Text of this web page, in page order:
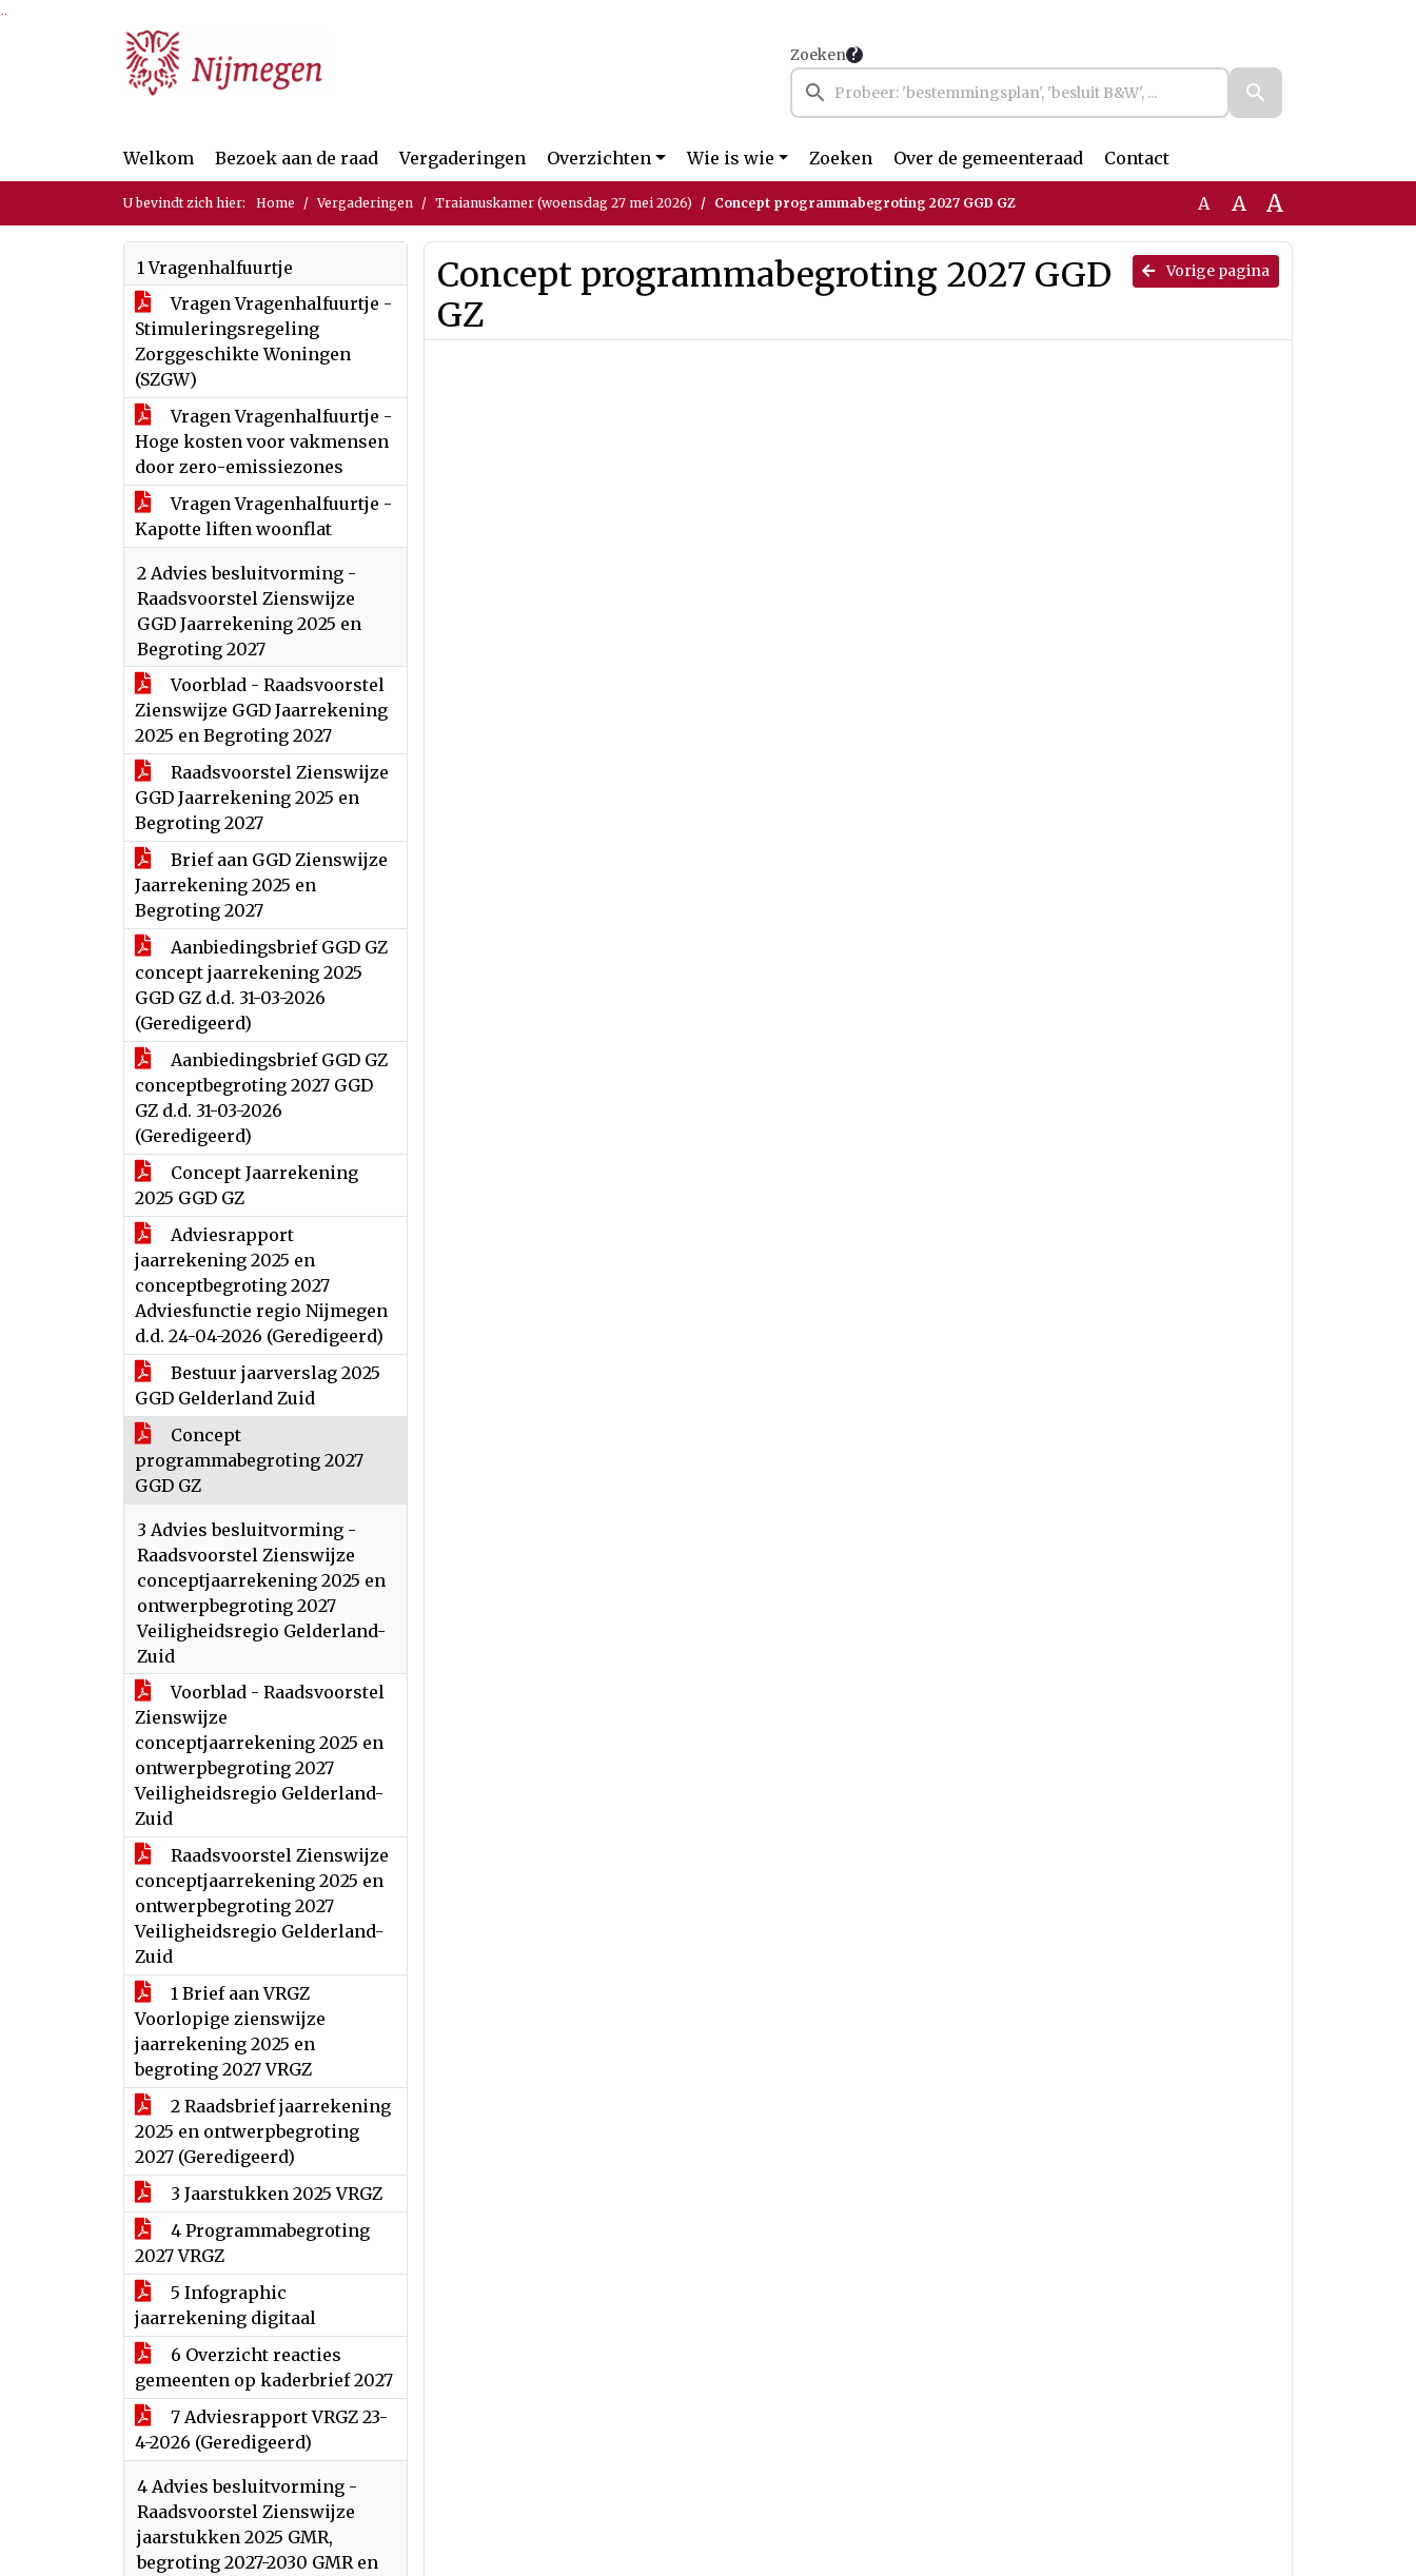
Ga naar de inhoud van deze pagina
Ga naar het zoeken
Ga naar het menu
Zoeken
Welkom Bezoek aan de raad Vergaderingen Overzichten Wie is wie Zoeken Over de gemeenteraad Contact
U bevindt zich hier: Home Vergaderingen Traianuskamer (woensdag 27 mei 2026) Concept programmabegroting 2027 GGD GZ A A A
1 Vragenhalfuurtje
Vragen Vragenhalfuurtje -
Stimuleringsregeling
Zorggeschikte Woningen
(SZGW)
Vragen Vragenhalfuurtje -
Hoge kosten voor vakmensen
door zero-emissiezones
Vragen Vragenhalfuurtje -
Kapotte liften woonflat
2 Advies besluitvorming -
Raadsvoorstel Zienswijze
GGD Jaarrekening 2025 en
Begroting 2027
Voorblad - Raadsvoorstel
Zienswijze GGD Jaarrekening
2025 en Begroting 2027
Raadsvoorstel Zienswijze
GGD Jaarrekening 2025 en
Begroting 2027
Brief aan GGD Zienswijze
Jaarrekening 2025 en
Begroting 2027
Aanbiedingsbrief GGD GZ
concept jaarrekening 2025
GGD GZ d.d. 31-03-2026
(Geredigeerd)
Aanbiedingsbrief GGD GZ
conceptbegroting 2027 GGD
GZ d.d. 31-03-2026
(Geredigeerd)
Concept Jaarrekening
2025 GGD GZ
Adviesrapport
jaarrekening 2025 en
conceptbegroting 2027
Adviesfunctie regio Nijmegen
d.d. 24-04-2026 (Geredigeerd)
Bestuur jaarverslag 2025
GGD Gelderland Zuid
Concept
programmabegroting 2027
GGD GZ
3 Advies besluitvorming -
Raadsvoorstel Zienswijze
conceptjaarrekening 2025 en
ontwerpbegroting 2027
Veiligheidsregio Gelderland-
Zuid
Voorblad - Raadsvoorstel
Zienswijze
conceptjaarrekening 2025 en
ontwerpbegroting 2027
Veiligheidsregio Gelderland-
Zuid
Raadsvoorstel Zienswijze
conceptjaarrekening 2025 en
ontwerpbegroting 2027
Veiligheidsregio Gelderland-
Zuid
1 Brief aan VRGZ
Voorlopige zienswijze
jaarrekening 2025 en
begroting 2027 VRGZ
2 Raadsbrief jaarrekening
2025 en ontwerpbegroting
2027 (Geredigeerd)
3 Jaarstukken 2025 VRGZ
4 Programmabegroting
2027 VRGZ
5 Infographic
jaarrekening digitaal
6 Overzicht reacties
gemeenten op kaderbrief 2027
7 Adviesrapport VRGZ 23-
4-2026 (Geredigeerd)
4 Advies besluitvorming -
Raadsvoorstel Zienswijze
jaarstukken 2025 GMR,
begroting 2027-2030 GMR en
Vorige pagina
Concept programmabegroting 2027 GGD
GZ